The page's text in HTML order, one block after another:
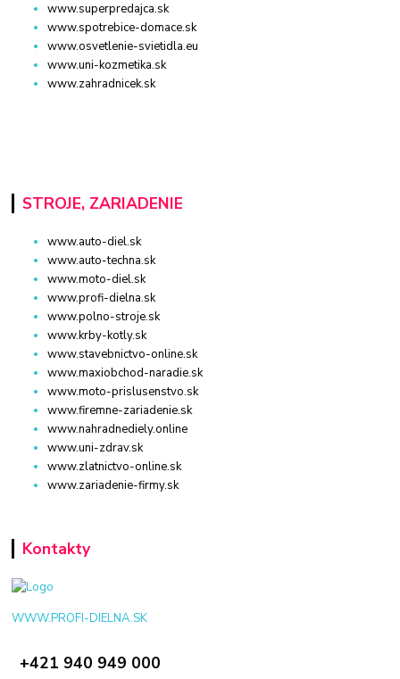
www.superpredajca.sk
www.spotrebice-domace.sk
www.osvetlenie-svietidla.eu
www.uni-kozmetika.sk
www.zahradnicek.sk
STROJE, ZARIADENIE
www.auto-diel.sk
www.auto-techna.sk
www.moto-diel.sk
www.profi-dielna.sk
www.polno-stroje.sk
www.krby-kotly.sk
www.stavebnictvo-online.sk
www.maxiobchod-naradie.sk
www.moto-prislusenstvo.sk
www.firemne-zariadenie.sk
www.nahradnediely.online
www.uni-zdrav.sk
www.zlatnictvo-online.sk
www.zariadenie-firmy.sk
Kontakty
WWW.PROFI-DIELNA.SK
+421 940 949 000